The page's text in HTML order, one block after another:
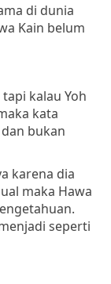
di dunia
Kain belum
kalau Yoh
kata
bukan
karena dia
maka Hawa
seperti